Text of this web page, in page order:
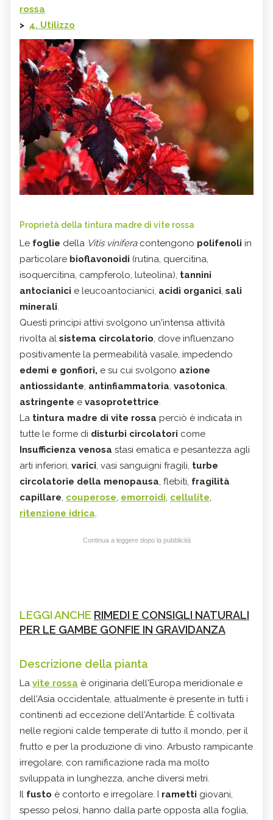
rossa
> 4. Utilizzo
Proprietà della tintura madre di vite rossa
Le foglie della Vitis vinifera contengono polifenoli in
particolare bioflavonoidi (rutina, quercitina,
isoquercitina, campferolo, luteolina), tannini
antocianici e leucoantocianici, acidi organici, sali
minerali.
Questi principi attivi svolgono un'intensa attività
rivolta al sistema circolatorio, dove influenzano
positivamente la permeabilità vasale, impedendo
edemi e gonfiori, e su cui svolgono azione
antiossidante, antinfiammatoria, vasotonica,
astringente e vasoprotettrice.
La tintura madre di vite rossa perciò è indicata in
tutte le forme di disturbi circolatori come
Insufficienza venosa stasi ematica e pesantezza agli
arti inferiori, varici, vasi sanguigni fragili, turbe
circolatorie della menopausa, flebiti, fragilità
capillare, couperose, emorroidi, cellulite,
ritenzione idrica.
Continua a leggere dopo la pubblicità
LEGGI ANCHE RIMEDI E CONSIGLI NATURALI
PER LE GAMBE GONFIE IN GRAVIDANZA
Descrizione della pianta
La vite rossa è originaria dell'Europa meridionale e
dell'Asia occidentale, attualmente è presente in tutti i
continenti ad eccezione dell'Antartide. È coltivata
nelle regioni calde temperate di tutto il mondo, per il
frutto e per la produzione di vino. Arbusto rampicante
irregolare, con ramificazione rada ma molto
sviluppata in lunghezza, anche diversi metri.
Il fusto è contorto e irregolare. I rametti giovani,
spesso pelosi, hanno dalla parte opposta alla foglia,